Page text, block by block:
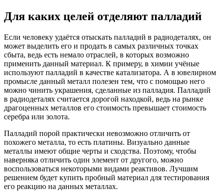
Для каких целей отделяют палладий
Если человеку удаётся отыскать палладий в радиодеталях, он
может выделить его и продать в самых различных точках
сбыта, ведь есть немало отраслей, в которых возможно
применить данный материал. К примеру, в химии учёные
используют палладий в качестве катализатора. А в ювелирном
промысле данный металл полезен тем, что с помощью него
можно чинить украшения, сделанные из палладия. Палладий
в радиодеталях считается дорогой находкой, ведь на рынке
драгоценных металлов его стоимость превышает стоимость
серебра или золота.
Палладий порой практически невозможно отличить от
похожего металла, то есть платины. Визуально данные
металлы имеют общие черты и сходства. Поэтому, чтобы
наверняка отличить один элемент от другого, можно
воспользоваться некоторыми видами реактивов. Лучшим
решением будет купить пробный материал для тестирования
его реакцию на данных металлах.